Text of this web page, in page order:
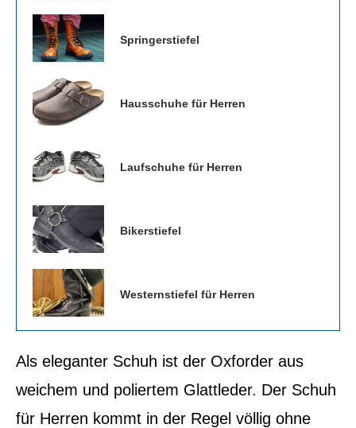
Springerstiefel
Hausschuhe für Herren
Laufschuhe für Herren
Bikerstiefel
Westernstiefel für Herren
Als eleganter Schuh ist der Oxforder aus
weichem und poliertem Glattleder. Der Schuh
für Herren kommt in der Regel völlig ohne